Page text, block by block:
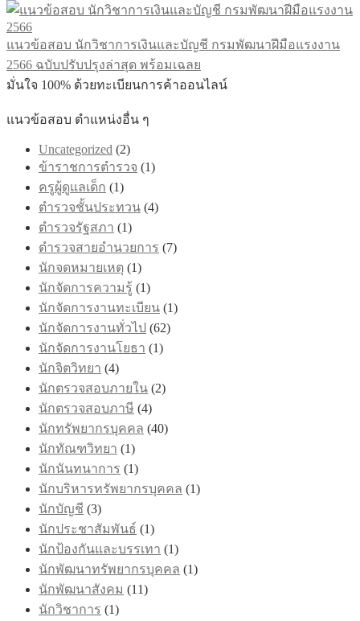
แนวข้อสอบ นักวิชาการเงินและบัญชี กรมพัฒนาฝีมือแรงงาน
2566 ฉบับปรับปรุงล่าสุด พร้อมเฉลย
มั่นใจ 100% ด้วยทะเบียนการค้าออนไลน์
แนวข้อสอบ ตำแหน่งอื่น ๆ
Uncategorized (2)
ข้าราชการตำรวจ (1)
ครูผู้ดูแลเด็ก (1)
ตำรวจชั้นประทวน (4)
ตำรวจรัฐสภา (1)
ตำรวจสายอำนวยการ (7)
นักจดหมายเหตุ (1)
นักจัดการความรู้ (1)
นักจัดการงานทะเบียน (1)
นักจัดการงานทั่วไป (62)
นักจัดการงานโยธา (1)
นักจิตวิทยา (4)
นักตรวจสอบภายใน (2)
นักตรวจสอบภาษี (4)
นักทรัพยากรบุคคล (40)
นักทัณฑวิทยา (1)
นักนันทนาการ (1)
นักบริหารทรัพยากรบุคคล (1)
นักบัญชี (3)
นักประชาสัมพันธ์ (1)
นักป้องกันและบรรเทา (1)
นักพัฒนาทรัพยากรบุคคล (1)
นักพัฒนาสังคม (11)
นักวิชาการ (1)